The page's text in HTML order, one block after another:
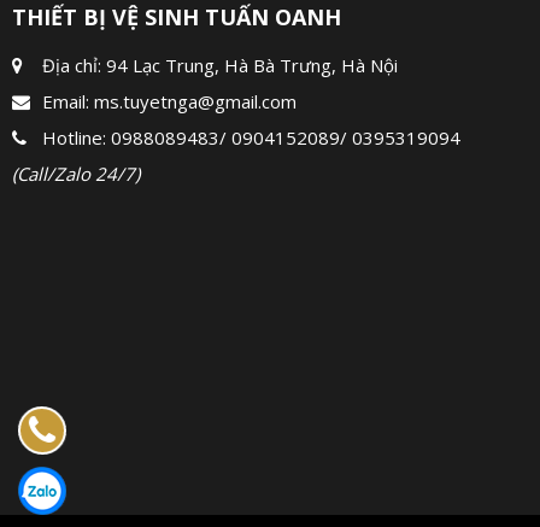
THIẾT BỊ VỆ SINH TUẤN OANH
Địa chỉ: 94 Lạc Trung, Hà Bà Trưng, Hà Nội
Email: ms.tuyetnga@gmail.com
Hotline: 0988089483/ 0904152089/ 0395319094
(Call/Zalo 24/7)